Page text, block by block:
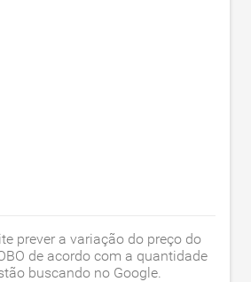
prever a variação do preço do
de acordo com a quantidade
buscando no Google.